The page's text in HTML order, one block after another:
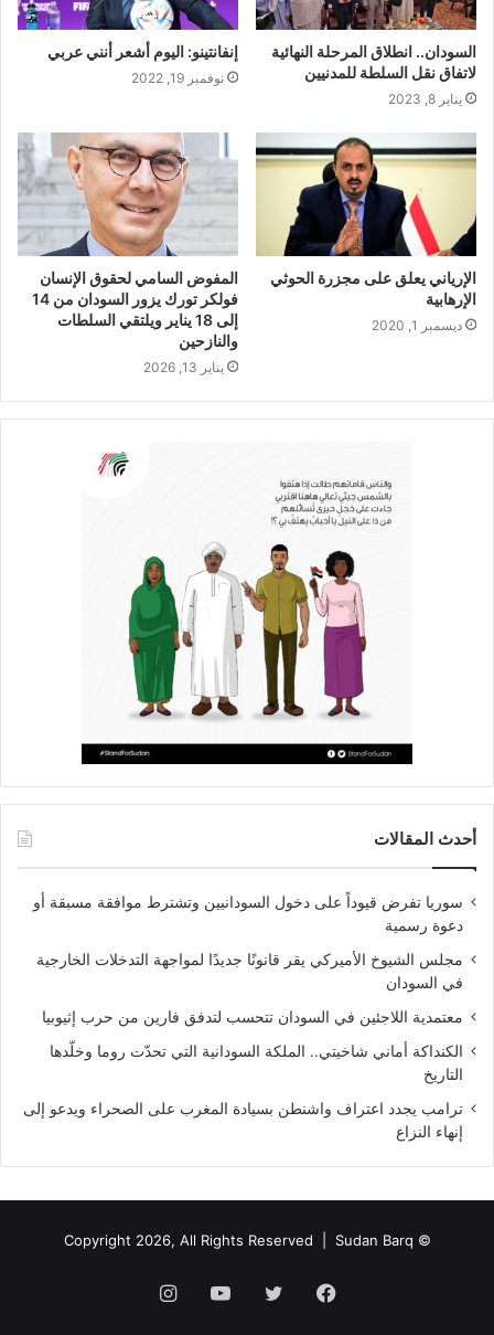
السودان.. انطلاق المرحلة النهائية
لاتفاق نقل السلطة للمدنيين
يناير 8, 2023
إنفانتينو: اليوم أشعر أنني عربي
نوفمبر 19, 2022
الإرياني يعلق على مجزرة الحوثي
الإرهابية
ديسمبر 1, 2020
المفوض السامي لحقوق الإنسان
فولكر تورك يزور السودان من 14
إلى 18 يناير ويلتقي السلطات
والنازحين
يناير 13, 2026
أحدث المقالات
سوريا تفرض قيوداً على دخول السودانيين وتشترط موافقة مسبقة أو
دعوة رسمية
مجلس الشيوخ الأميركي يقر قانونًا جديدًا لمواجهة التدخلات الخارجية
في السودان
معتمدية اللاجئين في السودان تتحسب لتدفق فارين من حرب إثيوبيا
الكنداكة أماني شاخيتي.. الملكة السودانية التي تحدّت روما وخلّدها
التاريخ
ترامب يجدد اعتراف واشنطن بسيادة المغرب على الصحراء ويدعو إلى
إنهاء النزاع
© Copyright 2026, All Rights Reserved |
Sudan Barq
فيسبوك تويتر يوتيوبانستقرام